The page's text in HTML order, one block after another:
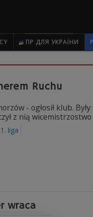
ПР ДЛЯ УКРАЇНИ
Ruchu
- ogłosił klub.
z nią
1. liga
wraca